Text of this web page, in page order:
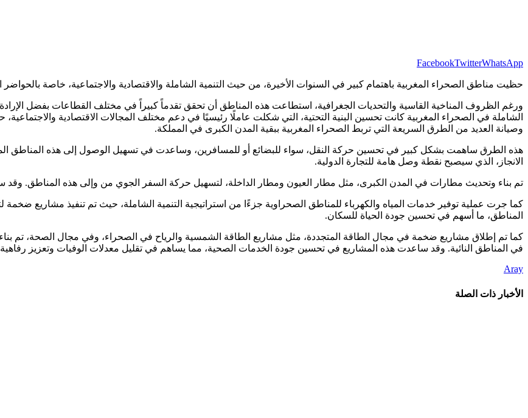
FacebookTwitterWhatsApp
حظيت مناطق الصحراء المغربية باهتمام كبير في السنوات الأخيرة، من حيث التنمية الشاملة والاقتصادية والاجتماعية، خاصة بالحواضر
ورغم الظروف المناخية القاسية والتحديات الجغرافية، استطاعت هذه المناطق أن تحقق تقدماً كبيراً في مختلف القطاعات بفضل الإرادة
الشاملة في الصحراء المغربية كانت تحسين البنية التحتية، التي شكلت عاملًا رئيسيًا في دعم مختلف المجالات الاقتصادية
وصيانة العديد من الطرق السريعة التي تربط الصحراء المغربية ببقية المدن الكبرى في المملكة.
هذه الطرق ساهمت بشكل كبير في تحسين حركة النقل، سواء للبضائع أو للمسافرين، وساعدت في تسهيل الوصول إلى هذه المناطق
الانجاز، الذي سيصبح نقطة وصل هامة للتجارة الدولية.
تم بناء وتحديث مطارات في المدن الكبرى، مثل مطار العيون ومطار الداخلة، لتسهيل حركة السفر الجوي من وإلى هذه المناطق. وقد
كما جرت عملية توفير خدمات المياه والكهرباء للمناطق الصحراوية جزءًا من استراتيجية التنمية الشاملة، حيث تم تنفيذ مشاريع
المناطق، ما أسهم في تحسين جودة الحياة للسكان.
كما تم إطلاق مشاريع ضخمة في مجال الطاقة المتجددة، مثل مشاريع الطاقة الشمسية والرياح في الصحراء، وفي مجال الصحة، تم
في المناطق النائية. وقد ساعدت هذه المشاريع في تحسين جودة الخدمات الصحية، مما يساهم في تقليل معدلات الوفيات وتعزيز
Aray
الأخبار ذات الصلة